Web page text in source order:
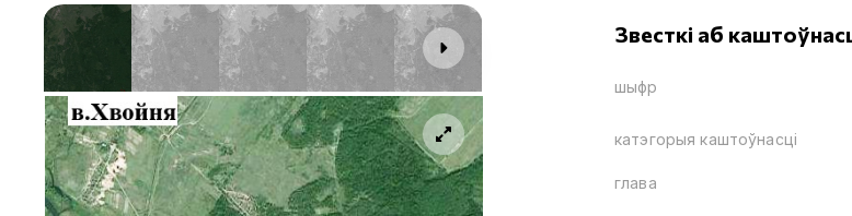
Звесткі аб
шыфр
катэгорыя каштоўнасці
глава